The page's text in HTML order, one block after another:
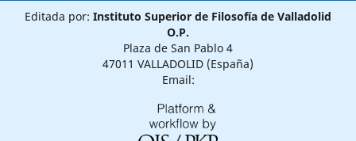
Editada por: Instituto Superior de Filosofía de Valladolid
O.P.
Plaza de San Pablo 4
47011 VALLADOLID (España)
Email: